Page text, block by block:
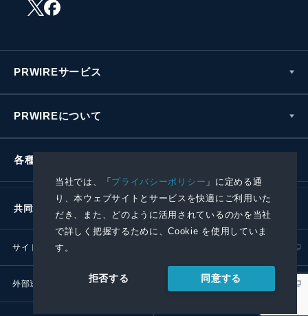
当社では、「プライバシーポリシー 」に定める通
り、本ウェブサイトとサービスを快適にご利用いた
だき、また、どのように活用されているのかを当社
で詳しく把握するために、Cookie を使用していま
す。
拒否する 同意する
PRWIREサービス
PRWIREについて
各種お問い合わせ
共同通信社グループ
サイトポリシー
外部送信ポリシー プレスリリース取扱基準